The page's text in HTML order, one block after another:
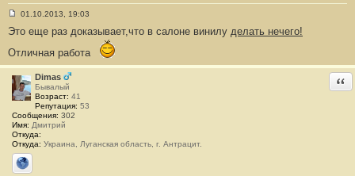
о
б
щ
е
н
и
е
9
01.10.2013, 19:03
Это еще раз доказывает,что в салоне винилу делать нечего!
Отличная работа
Dimas
Бывалый
Возраст: 41
Репутация: 53
Сообщения: 302
Имя: Дмитрий
Откуда:
Откуда: Украина, Луганская область, г. Антрацит.